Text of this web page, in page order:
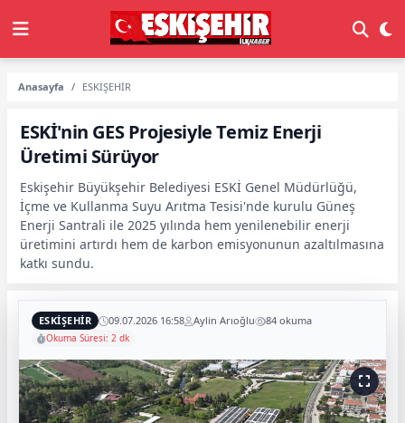
Anasayfa ESKİŞEHİR
ESKİ'nin GES Projesiyle Temiz Enerji
Üretimi Sürüyor
Eskişehir Büyükşehir Belediyesi ESKİ Genel Müdürlüğü,
İçme ve Kullanma Suyu Arıtma Tesisi'nde kurulu Güneş
Enerji Santrali ile 2025 yılında hem yenilenebilir enerji
üretimini artırdı hem de karbon emisyonunun azaltılmasına
katkı sundu.
ESKİŞEHİR 09.07.2026 16:58 Aylin Arıoğlu 84 okuma
Okuma Süresi: 2 dk